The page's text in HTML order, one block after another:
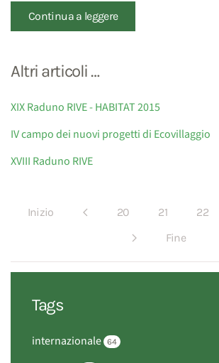
Continua a leggere
Altri articoli …
XIX Raduno RIVE - HABITAT 2015
IV campo dei nuovi progetti di Ecovillaggio
XVIII Raduno RIVE
Inizio 20 21 22
Fine
Tags
internazionale 64